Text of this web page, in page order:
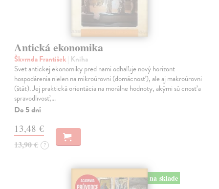
Antická ekonomika
Škvrnda František| Kniha
Svet antickej ekonomiky pred nami odhaľuje nový horizont
hospodárenia nielen na mikroúrovni (domácnosť), ale aj makroúrovni
(štát). Jej praktická orientácia na morálne hodnoty, akými sú cnosť a
spravodlivosť,…
Do 5 dní
13,48 €
13,90 € ?
na sklade